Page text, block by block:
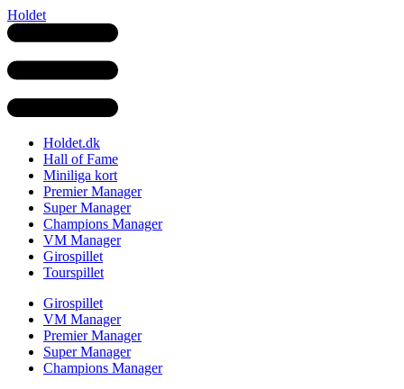
Holdet
Holdet.dk
Hall of Fame
Miniliga kort
Premier Manager
Super Manager
Champions Manager
VM Manager
Girospillet
Tourspillet
Girospillet
VM Manager
Premier Manager
Super Manager
Champions Manager